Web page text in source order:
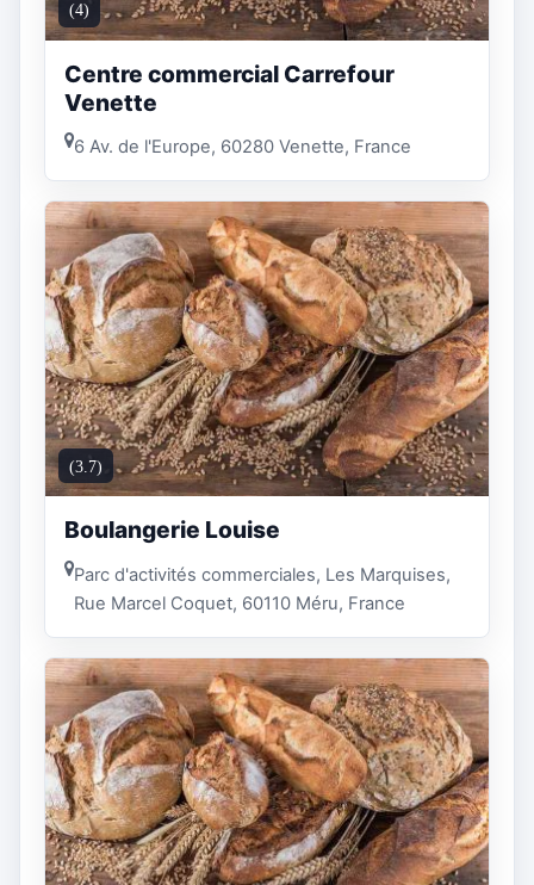
(4)
Centre commercial Carrefour
Venette
6 Av. de l'Europe, 60280 Venette, France
(3.7)
Boulangerie Louise
Parc d'activités commerciales, Les Marquises,
Rue Marcel Coquet, 60110 Méru, France